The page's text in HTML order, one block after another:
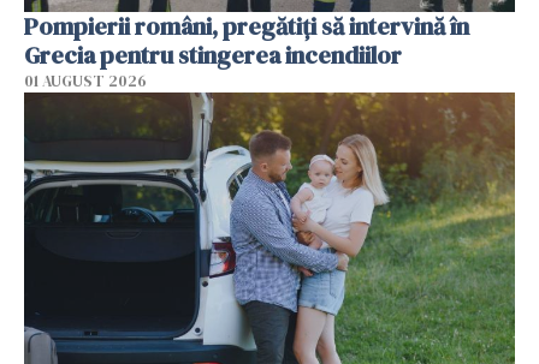
Pompierii români, pregătiţi să intervină în
Grecia pentru stingerea incendiilor
01 AUGUST 2026